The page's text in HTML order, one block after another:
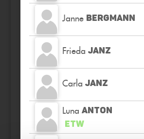
Janne BERGMANN
Frieda JANZ
Carla JANZ
Luna ANTON
ETW